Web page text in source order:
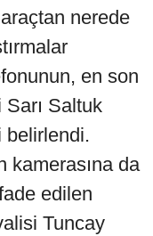
nerede
en son
Saltuk
belirlendi.
kamerasına da
edilen
Tuncay